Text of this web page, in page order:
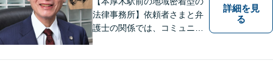
法律事務所】依頼者さまと弁
護士の関係では、コミュニケ
詳細を見
る